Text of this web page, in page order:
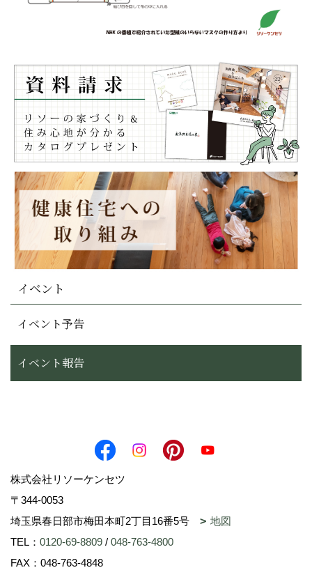
イベント
イベント予告
イベント報告
株式会社リソーケンセツ
〒344-0053
埼玉県春日部市梅田本町2丁目16番5号
地図
TEL： 0120-69-8809 / 048-763-4800
FAX：048-763-4848